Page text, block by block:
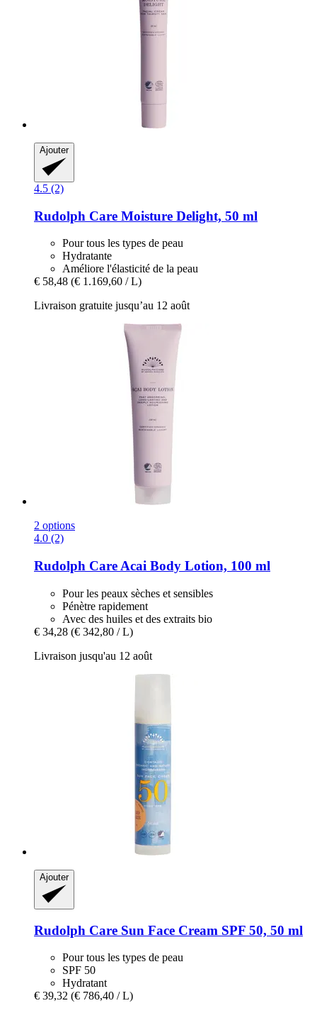
Ajouter
4.5 (2)
Rudolph Care Moisture Delight, 50 ml
Pour tous les types de peau
Hydratante
Améliore l'élasticité de la peau
€ 58,48 (€ 1.169,60 / L)
Livraison gratuite jusqu’au 12 août
2 options
4.0 (2)
Rudolph Care Acai Body Lotion, 100 ml
Pour les peaux sèches et sensibles
Pénètre rapidement
Avec des huiles et des extraits bio
€ 34,28 (€ 342,80 / L)
Livraison jusqu'au 12 août
Ajouter
Rudolph Care Sun Face Cream SPF 50, 50 ml
Pour tous les types de peau
SPF 50
Hydratant
€ 39,32 (€ 786,40 / L)